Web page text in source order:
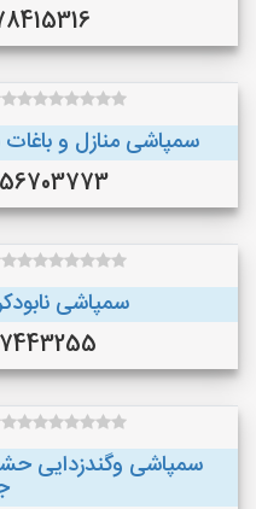
09178415316
سمپاشی منازل و
09056703773
سمپاشی
09137443255
سمپاشی وگندزدایی